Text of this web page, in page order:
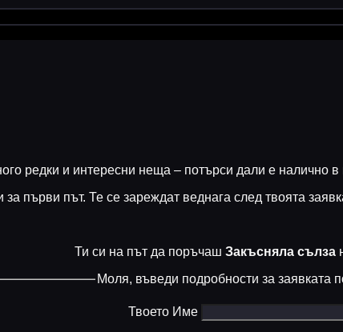
редки и интересни неща – потърси дали е налично в
първи път. Те се зареждат веднага след твоята
Ти си на път да поръчаш Закъсняла сълза
Моля, въведи подробности за заявката
Твоето Име